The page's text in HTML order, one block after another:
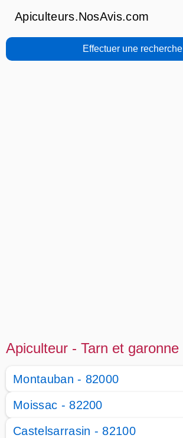
Apiculteurs.NosAvis.com
Effectuer une recherche
Apiculteur - Tarn et garonne
Montauban - 82000
Moissac - 82200
Castelsarrasin - 82100